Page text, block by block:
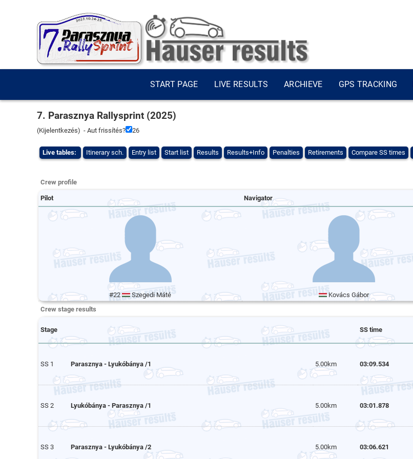
START PAGE LIVE RESULTS ARCHIEVE GPS TRACKING
7. Parasznya Rallysprint (2025)
(Kijelentkezés) - Aut frissítés? 26
Live tables: Itinerary sch. Entry list Start list Results Results+Info Penalties Retirements Compare SS times
Crew profile
Pilot Navigator
#22 Szegedi Máté Kovács Gábor
Crew stage results
Stage SS time
SS 1 Parasznya - Lyukóbánya /1 5.00km 03:09.534
SS 2 Lyukóbánya - Parasznya /1 5.00km 03:01.878
SS 3 Parasznya - Lyukóbánya /2 5.00km 03:06.621